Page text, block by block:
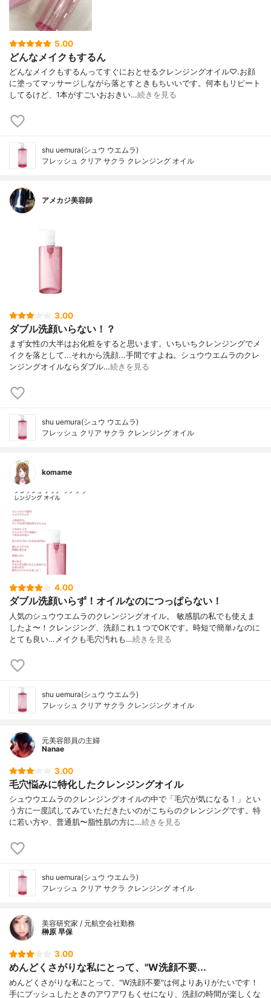
5.00
どんなメイクもするん
どんなメイクもするんってすぐにおとせるクレンジングオイル♡.お顔
に塗ってマッサージしながら落とすときもちいいです。何本もリピート
してるけど、1本がすごいおおきい…続きを見る
shu uemura(シュウ ウエムラ)
フレッシュ クリア サクラ クレンジング オイル
アメカジ美容師
3.00
ダブル洗顔いらない！？
まず女性の大半はお化粧をすると思います。いちいちクレンジングでメ
イクを落として...それから洗顔...手間ですよね。シュウウエムラのクレ
ンジングオイルならダブル…続きを見る
shu uemura(シュウ ウエムラ)
フレッシュ クリア サクラ クレンジング オイル
komame
4.00
ダブル洗顔いらず！オイルなのにつっぱらない！
人気のシュウウエムラのクレンジングオイル。 敏感肌の私でも使えま
したよ〜！クレンジング、洗顔これ１つでOKです。時短で簡単♪なのに
とても良い…メイクも毛穴汚れも…続きを見る
shu uemura(シュウ ウエムラ)
フレッシュ クリア サクラ クレンジング オイル
元美容部員の主婦
Nanae
3.00
毛穴悩みに特化したクレンジングオイル
シュウウエムラのクレンジングオイルの中で「毛穴が気になる！」とい
う方に一度試してみていただきたいのがこちらのクレンジングです。特
に若い方や、普通肌〜脂性肌の方に…続きを見る
shu uemura(シュウ ウエムラ)
フレッシュ クリア サクラ クレンジング オイル
美容研究家 / 元航空会社勤務
榊原 早保
3.00
めんどくさがりな私にとって、"W洗顔不要...
めんどくさがりな私にとって、"W洗顔不要"は何よりありがたいです！
手にプッシュしたときのアワアワもくせになり、洗顔の時間が楽しくな